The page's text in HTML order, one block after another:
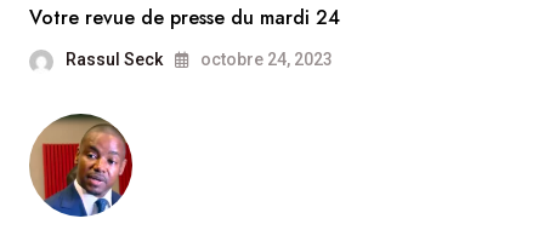
Votre revue de presse du mardi 24
Rassul Seck octobre 24, 2023